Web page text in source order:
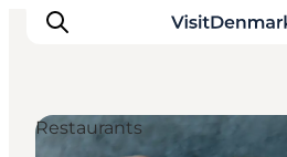
Restaurants